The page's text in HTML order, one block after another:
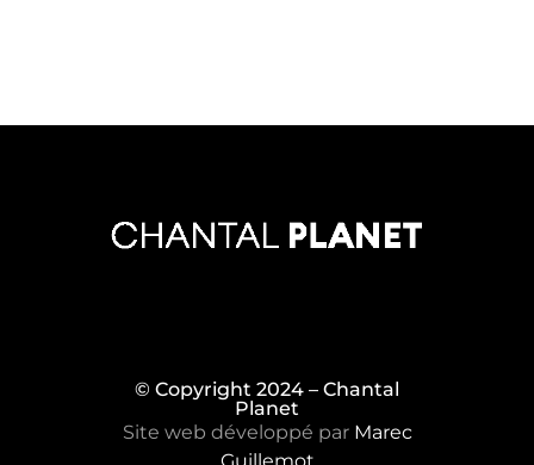
© Copyright 2024 – Chantal
Planet
Site web développé par Marec